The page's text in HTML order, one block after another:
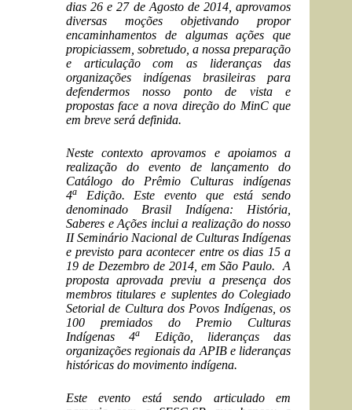
dias 26 e 27 de Agosto de 2014, aprovamos
diversas moções objetivando propor
encaminhamentos de algumas ações que
propiciassem, sobretudo, a nossa preparação
e articulação com as lideranças das
organizações indígenas brasileiras para
defendermos nosso ponto de vista e
propostas face a nova direção do MinC que
em breve será definida.
Neste contexto aprovamos e apoiamos a
realização do evento de lançamento do
Catálogo do Prêmio Culturas indígenas
4a
Edição. Este evento que está sendo
denominado Brasil Indígena: História,
Saberes e Ações inclui a realização do nosso
II Seminário Nacional de Culturas Indígenas
e previsto para acontecer entre os dias 15 a
19 de Dezembro de 2014, em São Paulo. A
proposta aprovada previu a presença dos
membros titulares e suplentes do Colegiado
Setorial de Cultura dos Povos Indígenas, os
100 premiados do Premio Culturas
Indígenas 4a
Edição, lideranças das
organizações regionais da APIB e lideranças
históricas do movimento indígena.
Este evento está sendo articulado em